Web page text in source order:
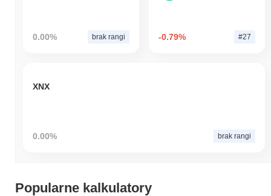
0.00% brak rangi -0.79% #27
XNX
0.00% brak rangi
Popularne kalkulatory